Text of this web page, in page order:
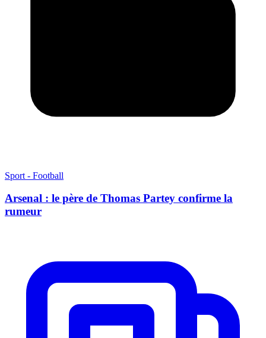
Sport - Football
Arsenal : le père de Thomas Partey confirme la
rumeur